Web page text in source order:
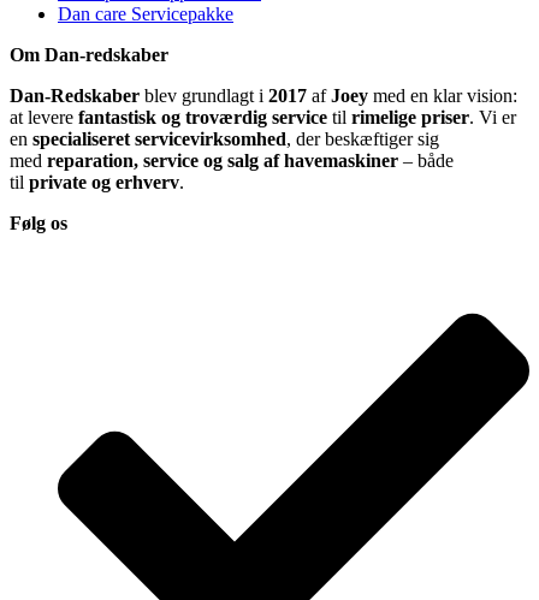
Dan care Servicepakke
Om Dan-redskaber
Dan-Redskaber blev grundlagt i 2017 afJoey med en klar vision:
at levere fantastisk og troværdig service til rimelige priser. Vi er
en specialiseret servicevirksomhed, der beskæftiger sig
med reparation, service og salg af havemaskiner – både
til private og erhverv.
Følg os